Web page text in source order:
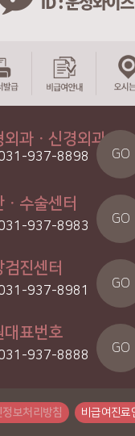
외과ㆍ신경외과
937-8898 GO
ㆍ수술센터
937-8983 GO
검진센터
937-8981 GO
대표번호
937-8888 GO
정보처리방침 비급여진료